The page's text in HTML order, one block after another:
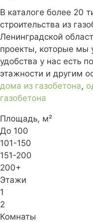
В каталоге более 20
строительства из
Ленинградской
проекты, которые мы
удобства у нас есть
этажности и другим
дома из газобетона,
газобетона
Площадь, м²
До 100
101-150
151-200
200+
Этажи
1
2
Комнаты